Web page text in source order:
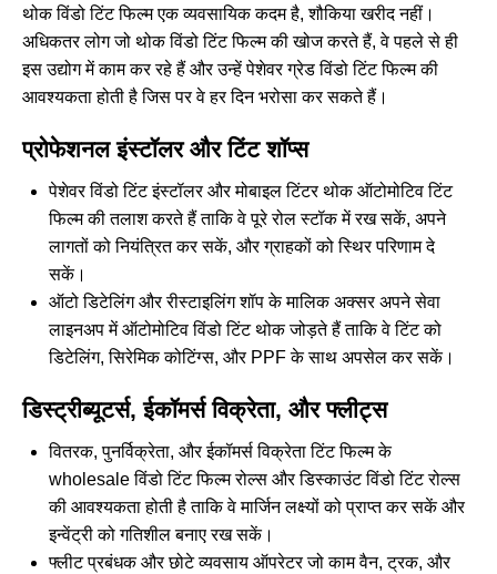
थोक विंडो टिंट फिल्म एक व्यवसायिक कदम है, शौकिया खरीद नहीं।
अधिकतर लोग जो थोक विंडो टिंट फिल्म की खोज करते हैं, वे पहले से ही
इस उद्योग में काम कर रहे हैं और उन्हें पेशेवर ग्रेड विंडो टिंट फिल्म की
आवश्यकता होती है जिस पर वे हर दिन भरोसा कर सकते हैं।
प्रोफेशनल इंस्टॉलर और टिंट शॉप्स
पेशेवर विंडो टिंट इंस्टॉलर और मोबाइल टिंटर थोक ऑटोमोटिव टिंट
फिल्म की तलाश करते हैं ताकि वे पूरे रोल स्टॉक में रख सकें, अपने
लागतों को नियंत्रित कर सकें, और ग्राहकों को स्थिर परिणाम दे
सकें।
ऑटो डिटेलिंग और रीस्टाइलिंग शॉप के मालिक अक्सर अपने सेवा
लाइनअप में ऑटोमोटिव विंडो टिंट थोक जोड़ते हैं ताकि वे टिंट को
डिटेलिंग, सिरेमिक कोटिंग्स, और PPF के साथ अपसेल कर सकें।
डिस्ट्रीब्यूटर्स, ईकॉमर्स विक्रेता, और फ्लीट्स
वितरक, पुनर्विक्रेता, और ईकॉमर्स विक्रेता टिंट फिल्म के
wholesale विंडो टिंट फिल्म रोल्स और डिस्काउंट विंडो टिंट रोल्स
की आवश्यकता होती है ताकि वे मार्जिन लक्ष्यों को प्राप्त कर सकें और
इन्वेंट्री को गतिशील बनाए रख सकें।
फ्लीट प्रबंधक और छोटे व्यवसाय ऑपरेटर जो काम वैन, ट्रक, और